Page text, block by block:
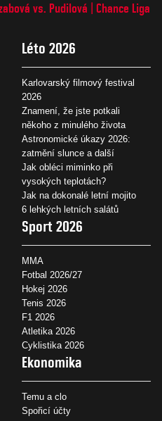
vs. Pudilová
Chance Liga
Léto 2026
Karlovarský filmový festival
2026
Znamení, že jste potkali
někoho z minulého života
Astronomické úkazy 2026:
zatmění slunce a další
Jak obléci miminko při
vysokých teplotách?
Jak na dokonalé letní mojito
6 lehkých letních salátů
Sport 2026
MMA
Fotbal 2026/27
Hokej 2026
Tenis 2026
F1 2026
Atletika 2026
Cyklistika 2026
Ekonomika
Temu a clo
Spořicí účty